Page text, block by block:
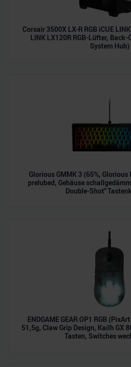
Corsair 3500X LX-R RGB iCUE
LINK LX120R RGB-Lüfter, Back-
System Hub)
Glorious GMMK 3 (65%,
prelubed, Gehäuse
Double-Shot"
ENDGAME GEAR OP1 RGB
51,5g, Claw Grip Design, Kailh GX
Tasten, Switches